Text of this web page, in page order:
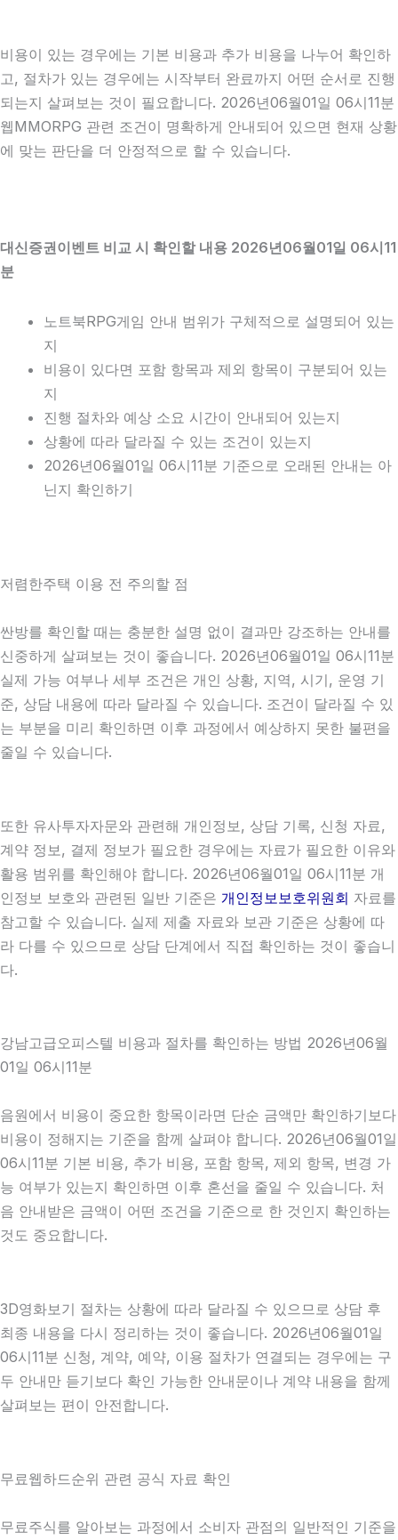
비용이 있는 경우에는 기본 비용과 추가 비용을 나누어 확인하
고, 절차가 있는 경우에는 시작부터 완료까지 어떤 순서로 진행
되는지 살펴보는 것이 필요합니다. 2026년06월01일 06시11분
웹MMORPG 관련 조건이 명확하게 안내되어 있으면 현재 상황
에 맞는 판단을 더 안정적으로 할 수 있습니다.
대신증권이벤트 비교 시 확인할 내용 2026년06월01일 06시11
분
노트북RPG게임 안내 범위가 구체적으로 설명되어 있는
지
비용이 있다면 포함 항목과 제외 항목이 구분되어 있는
지
진행 절차와 예상 소요 시간이 안내되어 있는지
상황에 따라 달라질 수 있는 조건이 있는지
2026년06월01일 06시11분 기준으로 오래된 안내는 아
닌지 확인하기
저렴한주택 이용 전 주의할 점
싼방를 확인할 때는 충분한 설명 없이 결과만 강조하는 안내를
신중하게 살펴보는 것이 좋습니다. 2026년06월01일 06시11분
실제 가능 여부나 세부 조건은 개인 상황, 지역, 시기, 운영 기
준, 상담 내용에 따라 달라질 수 있습니다. 조건이 달라질 수 있
는 부분을 미리 확인하면 이후 과정에서 예상하지 못한 불편을
줄일 수 있습니다.
또한 유사투자자문와 관련해 개인정보, 상담 기록, 신청 자료,
계약 정보, 결제 정보가 필요한 경우에는 자료가 필요한 이유와
활용 범위를 확인해야 합니다. 2026년06월01일 06시11분 개
인정보 보호와 관련된 일반 기준은 개인정보보호위원회 자료를
참고할 수 있습니다. 실제 제출 자료와 보관 기준은 상황에 따
라 다를 수 있으므로 상담 단계에서 직접 확인하는 것이 좋습니
다.
강남고급오피스텔 비용과 절차를 확인하는 방법 2026년06월
01일 06시11분
음원에서 비용이 중요한 항목이라면 단순 금액만 확인하기보다
비용이 정해지는 기준을 함께 살펴야 합니다. 2026년06월01일
06시11분 기본 비용, 추가 비용, 포함 항목, 제외 항목, 변경 가
능 여부가 있는지 확인하면 이후 혼선을 줄일 수 있습니다. 처
음 안내받은 금액이 어떤 조건을 기준으로 한 것인지 확인하는
것도 중요합니다.
3D영화보기 절차는 상황에 따라 달라질 수 있으므로 상담 후
최종 내용을 다시 정리하는 것이 좋습니다. 2026년06월01일
06시11분 신청, 계약, 예약, 이용 절차가 연결되는 경우에는 구
두 안내만 듣기보다 확인 가능한 안내문이나 계약 내용을 함께
살펴보는 편이 안전합니다.
무료웹하드순위 관련 공식 자료 확인
무료주식를 알아보는 과정에서 소비자 관점의 일반적인 기준을